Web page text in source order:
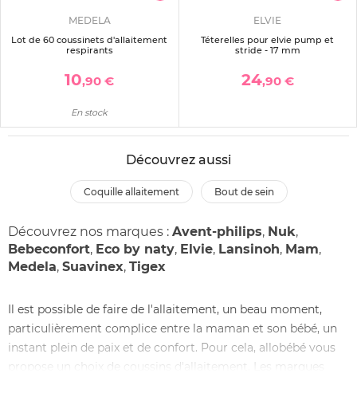
MEDELA
Lot de 60 coussinets d'allaitement
respirants
10,90 €
En stock
ELVIE
Téterelles pour elvie pump et
stride - 17 mm
24,90 €
Découvrez aussi
coquille allaitement bout de sein
Découvrez nos marques : Avent-philips, Nuk,
Bebeconfort, Eco by naty, Elvie, Lansinoh, Mam,
Medela, Suavinex, Tigex
Il est possible de faire de l'allaitement, un beau moment,
particulièrement complice entre la maman et son bébé, un
instant plein de paix et de confort. Pour cela, allobébé vous
propose un choix de coussins d'allaitement. Les marques